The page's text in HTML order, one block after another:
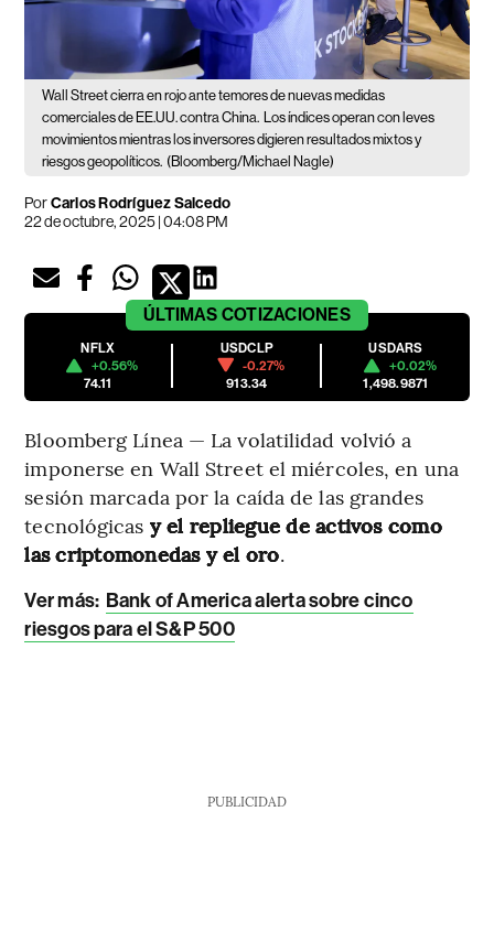
Wall Street cierra en rojo ante temores de nuevas medidas
comerciales de EE.UU. contra China.
Los índices operan con leves
movimientos mientras los inversores digieren resultados mixtos y
riesgos geopolíticos. (Bloomberg/Michael Nagle)
PorCarlos Rodríguez Salcedo
22 de octubre, 2025 | 04:08 PM
ÚLTIMAS COTIZACIONES
NFLX
+0.56%
74.11
USDCLP
-0.27%
913.34
USDARS
+0.02%
1,498.9871
Bloomberg Línea — La volatilidad volvió a
imponerse en Wall Street el miércoles, en una
sesión marcada por la caída de las grandes
tecnológicas y el repliegue de activos como
las criptomonedas y el oro.
Ver más: Bank of America alerta sobre cinco
riesgos para el S&P 500
PUBLICIDAD